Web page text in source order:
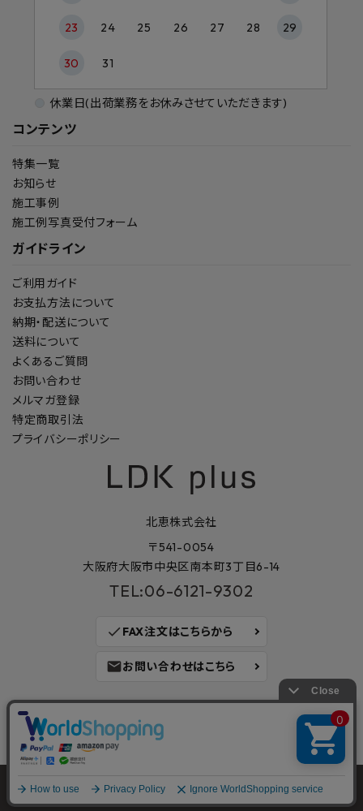
コンテンツ
特集一覧
お知らせ
施工事例
施工例写真受付フォーム
ガイドライン
ご利用ガイド
お支払方法について
納期・配送について
送料について
よくあるご質問
お問い合わせ
メルマガ登録
特定商取引法
プライバシーポリシー
23 24 25 26 27 28 29
30 31
休業日(出荷業務をお休みさせていただきます)
北恵株式会社
〒541-0054
大阪府大阪市中央区南本町3丁目6-14
TEL:06-6121-9302
check FAX注文はこちらから
mailお問い合わせはこちら
CO.,LTD. All Rights Reserved.